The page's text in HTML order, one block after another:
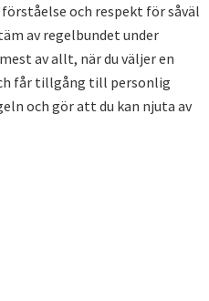
och respekt för såväl
av regelbundet under
av allt, när du väljer en
får tillgång till personlig
och gör att du kan njuta av